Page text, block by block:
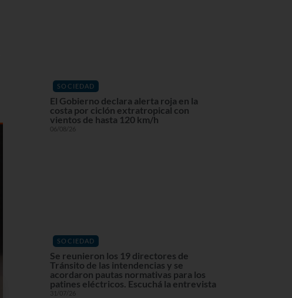
SOCIEDAD
El Gobierno declara alerta roja en la
costa por ciclón extratropical con
vientos de hasta 120 km/h
06/08/26
SOCIEDAD
Se reunieron los 19 directores de
Tránsito de las intendencias y se
acordaron pautas normativas para los
patines eléctricos. Escuchá la entrevista
31/07/26